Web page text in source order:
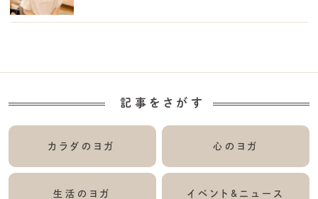
記事をさがす
カラダのヨガ 心のヨガ
生活のヨガ イベント&ニュース